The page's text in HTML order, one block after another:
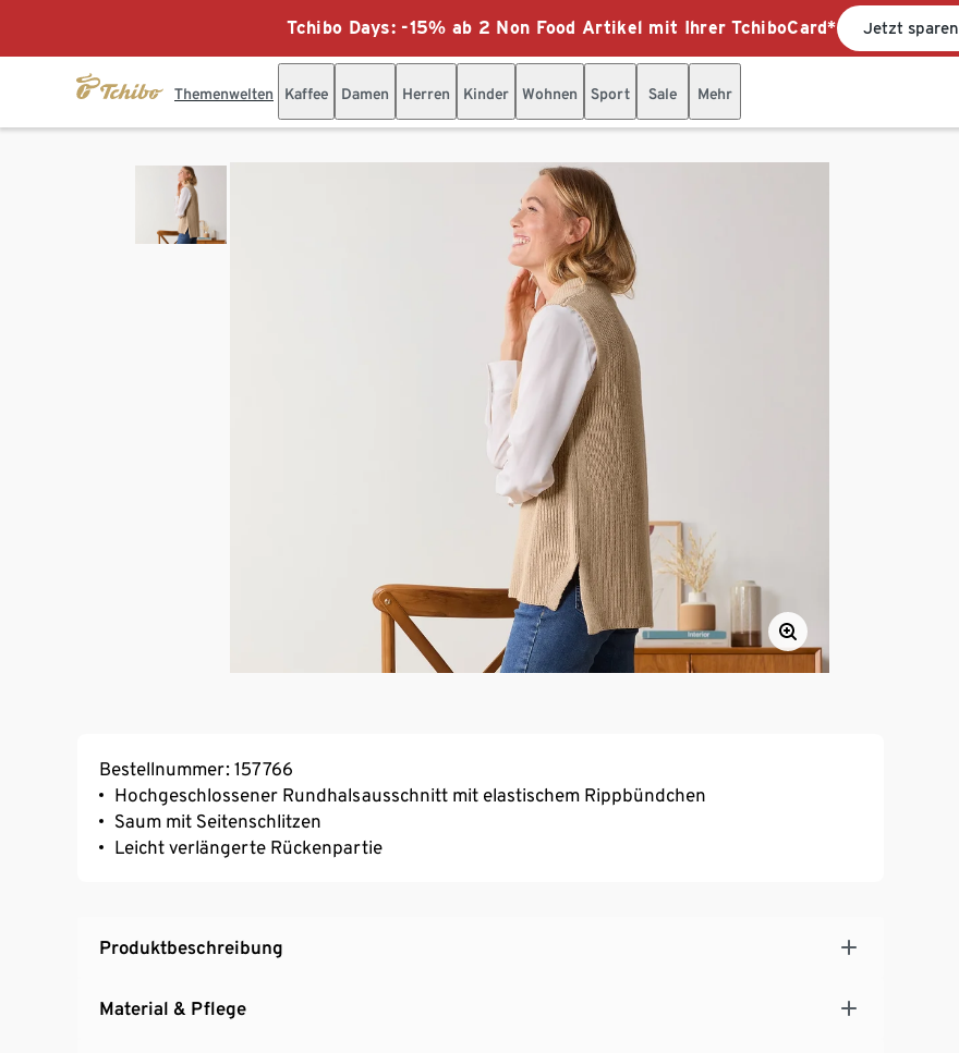
Tchibo Days: -15% ab 2 Non Food Artikel mit Ihrer TchiboCard* Jetzt sparen
Themenwelten Kaffee Damen Herren Kinder Wohnen Sport Sale Mehr
Bestellnummer: 157766
Hochgeschlossener Rundhalsausschnitt mit elastischem Rippbündchen
Saum mit Seitenschlitzen
Leicht verlängerte Rückenpartie
Produktbeschreibung
Material & Pflege